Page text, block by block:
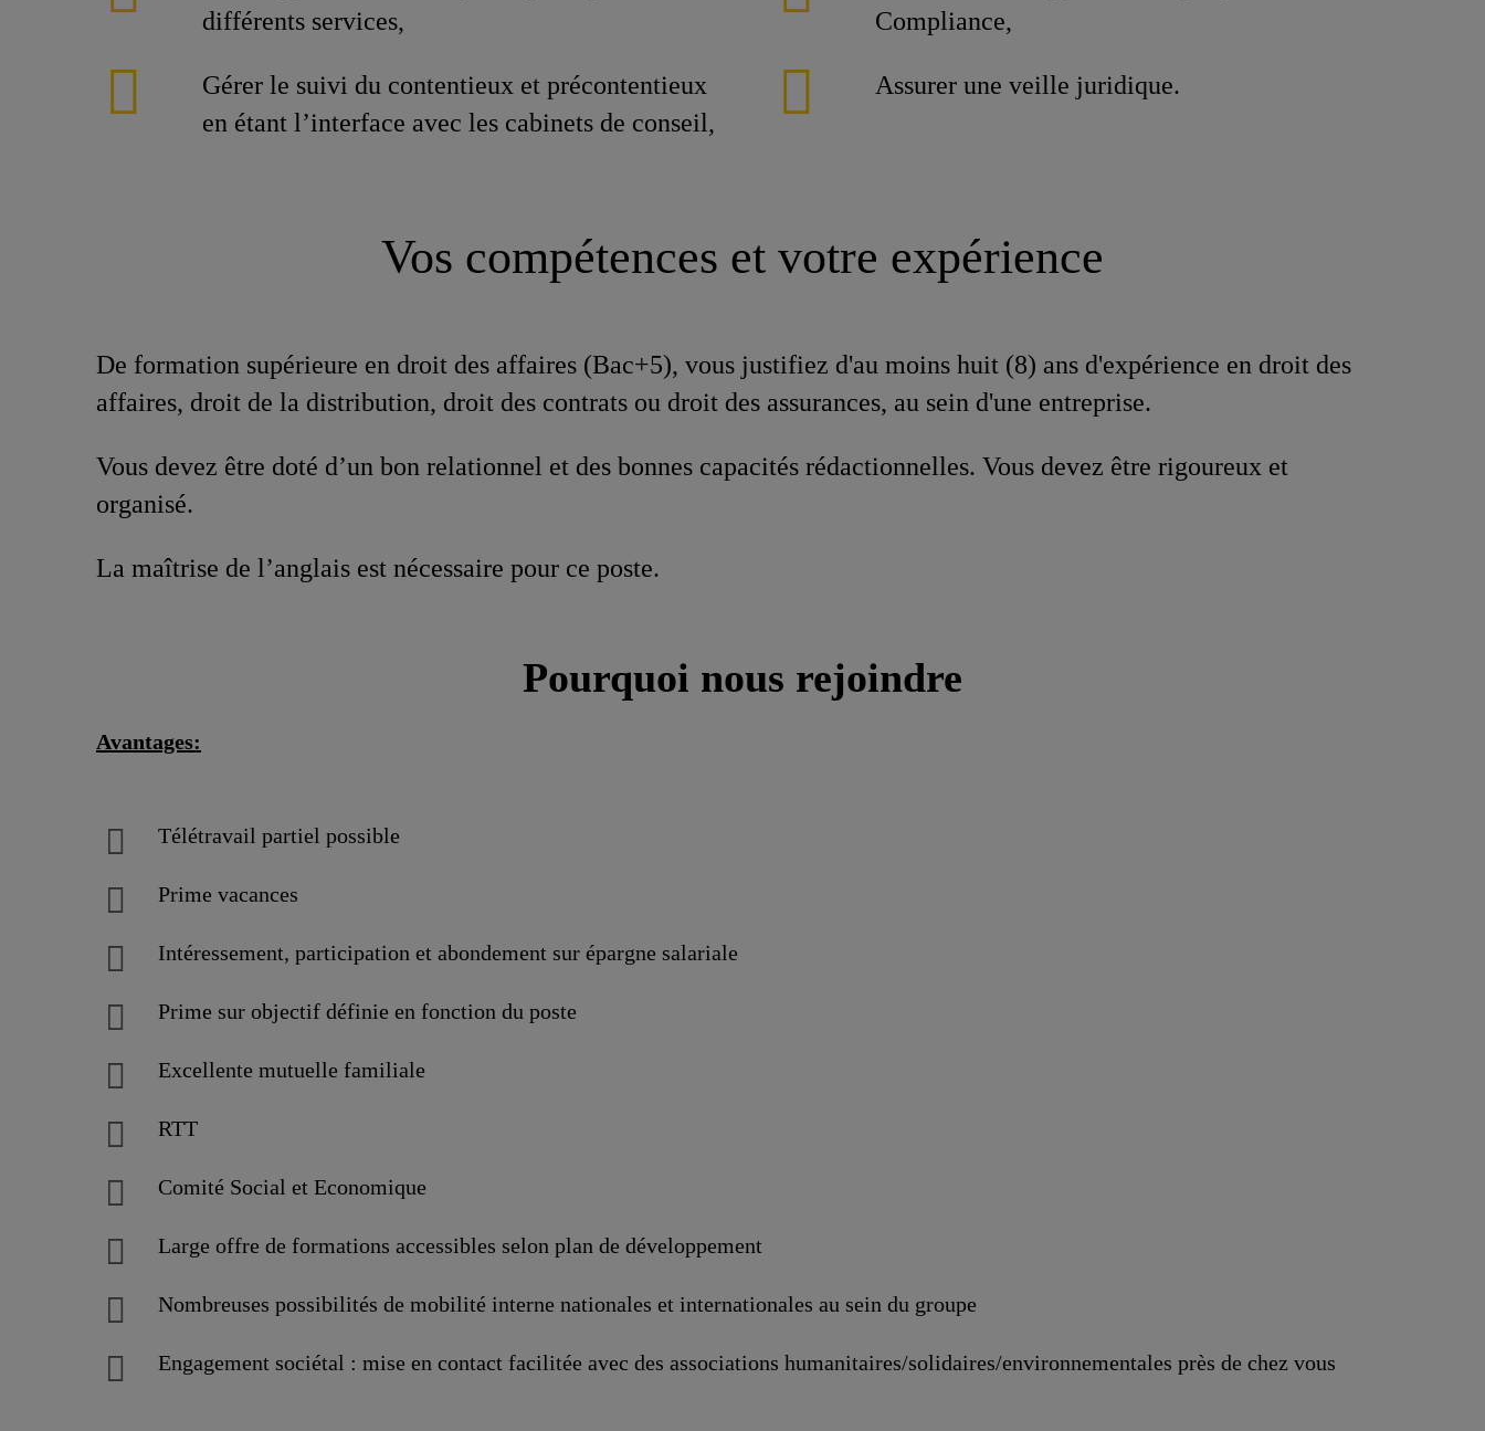
différents services,
Compliance,
Gérer le suivi du contentieux et précontentieux
en étant l’interface avec les cabinets de conseil,
Assurer une veille juridique.
Vos compétences et votre expérience
De formation supérieure en droit des affaires (Bac+5), vous justifiez d'au moins huit (8) ans d'expérience en droit des
affaires, droit de la distribution, droit des contrats ou droit des assurances, au sein d'une entreprise.
Vous devez être doté d’un bon relationnel et des bonnes capacités rédactionnelles. Vous devez être rigoureux et
organisé.
La maîtrise de l’anglais est nécessaire pour ce poste.
Pourquoi nous rejoindre
Avantages:
Télétravail partiel possible
Prime vacances
Intéressement, participation et abondement sur épargne salariale
Prime sur objectif définie en fonction du poste
Excellente mutuelle familiale
RTT
Comité Social et Economique
Large offre de formations accessibles selon plan de développement
Nombreuses possibilités de mobilité interne nationales et internationales au sein du groupe
Engagement sociétal : mise en contact facilitée avec des associations humanitaires/solidaires/environnementales près de chez vous